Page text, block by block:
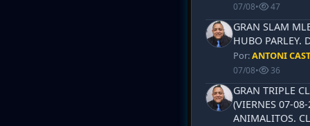
07/08• 47
GRAN SLAM
HUBO PARLEY.
Por:ANTONI
07/08• 36
GRAN TRIPLE
(VIERNES 07-
ANIMALITOS.